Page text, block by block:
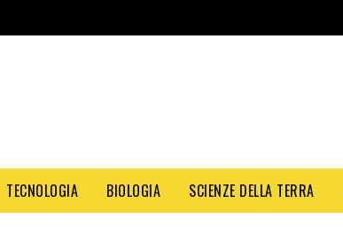
TECNOLOGIA BIOLOGIA SCIENZE DELLA TERRA